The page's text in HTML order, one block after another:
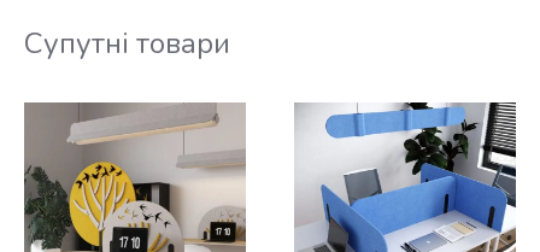
Супутні товари